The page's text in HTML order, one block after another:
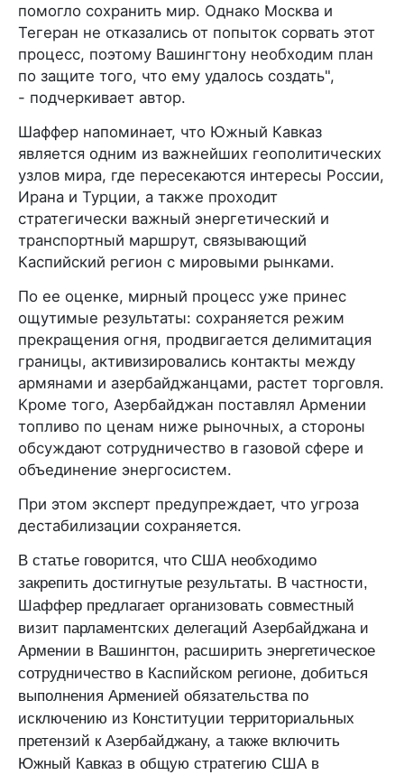
помогло сохранить мир. Однако Москва и
Тегеран не отказались от попыток сорвать этот
процесс, поэтому Вашингтону необходим план
по защите того, что ему удалось создать",
- подчеркивает автор.
Шаффер напоминает, что Южный Кавказ
является одним из важнейших геополитических
узлов мира, где пересекаются интересы России,
Ирана и Турции, а также проходит
стратегически важный энергетический и
транспортный маршрут, связывающий
Каспийский регион с мировыми рынками.
По ее оценке, мирный процесс уже принес
ощутимые результаты: сохраняется режим
прекращения огня, продвигается делимитация
границы, активизировались контакты между
армянами и азербайджанцами, растет торговля.
Кроме того, Азербайджан поставлял Армении
топливо по ценам ниже рыночных, а стороны
обсуждают сотрудничество в газовой сфере и
объединение энергосистем.
При этом эксперт предупреждает, что угроза
дестабилизации сохраняется.
В статье говорится, что США необходимо
закрепить достигнутые результаты. В частности,
Шаффер предлагает организовать совместный
визит парламентских делегаций Азербайджана и
Армении в Вашингтон, расширить энергетическое
сотрудничество в Каспийском регионе, добиться
выполнения Арменией обязательства по
исключению из Конституции территориальных
претензий к Азербайджану, а также включить
Южный Кавказ в общую стратегию США в